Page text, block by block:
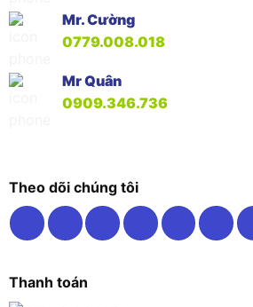
Mr. Cường
0779.008.018
Mr Quân
0909.346.736
Theo dõi chúng tôi
Thanh toán